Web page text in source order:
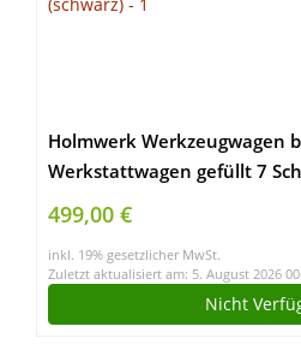
Holmwerk Werkzeugwagen
Werkstattwagen gefüllt 7
abschließbar 6 bestückte
Schaumstoffeinlagen |
(schwarz)
499,00 €
inkl. 19% gesetzlicher MwSt.
Zuletzt aktualisiert am: 5. August 2026
Nicht